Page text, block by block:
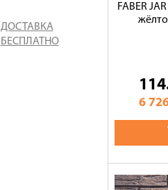
ДОСТАВКА
БЕСПЛАТНО
FABER
6